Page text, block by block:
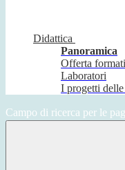
Didattica
Panoramica
Offerta
Laboratori
I progetti delle
Campo di ricerca per le